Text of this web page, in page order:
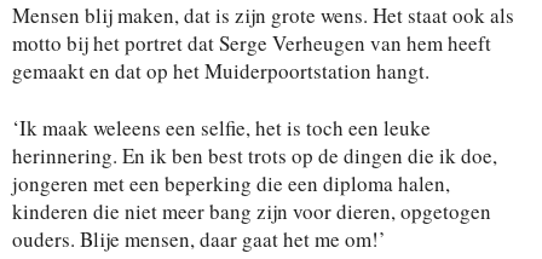
Mensen blij maken, dat is zijn grote wens. Het staat ook als
motto bij het portret dat Serge Verheugen van hem heeft
gemaakt en dat op het Muiderpoortstation hangt.
‘Ik maak weleens een selfie, het is toch een leuke
herinnering. En ik ben best trots op de dingen die ik doe,
jongeren met een beperking die een diploma halen,
kinderen die niet meer bang zijn voor dieren, opgetogen
ouders. Blije mensen, daar gaat het me om!’